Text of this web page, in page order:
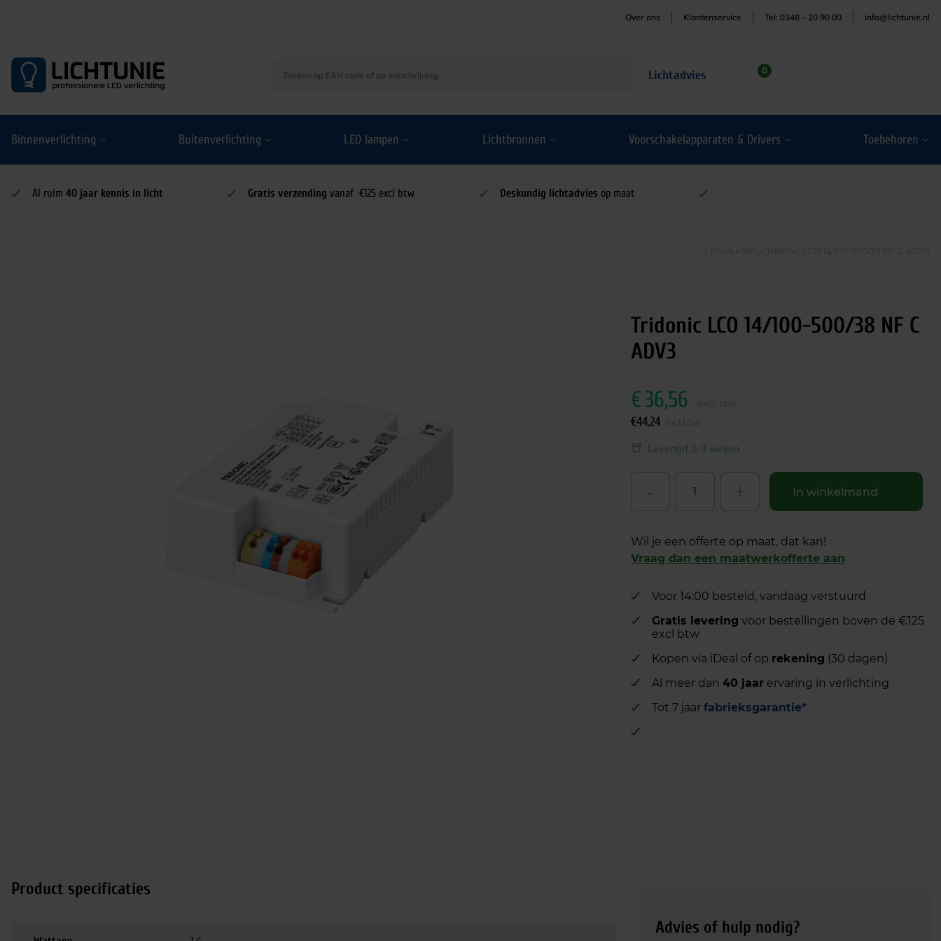
Over ons Klantenservice Tel: 0348 – 20 90 00 info@lichtunie.nl
Lichtadvies 0
Binnenverlichting Buitenverlichting LED lampen Lichtbronnen Voorschakelapparaten & Drivers Toebehoren
Al ruim 40 jaar kennis in licht Gratis verzending vanaf €125 excl btw Deskundig lichtadvies op maat
Tridonic LCO 14/100-500/38 NF C
ADV3
€36,56
€44,24
Levertijd 2-3 weken
In winkelmand
Wil je een offerte op maat, dat kan!
Vraag dan een maatwerkofferte aan
Voor 14:00 besteld, vandaag verstuurd
Gratis levering voor bestellingen boven de €125
excl btw
Kopen via iDeal of op rekening (30 dagen)
Al meer dan 40 jaarervaring in verlichting
Tot 7 jaar fabrieksgarantie*
Product specificaties
Advies of hulp nodig?